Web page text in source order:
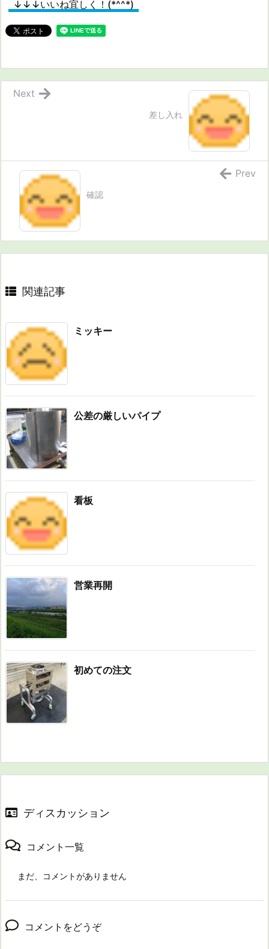
↓↓↓いいね宜しく！(*^^*)
差し入れ
Next
確認
Prev
関連記事
ミッキー
公差の厳しいパイプ
看板
営業再開
初めての注文
ディスカッション
コメント一覧
まだ、コメントがありません
コメントをどうぞ